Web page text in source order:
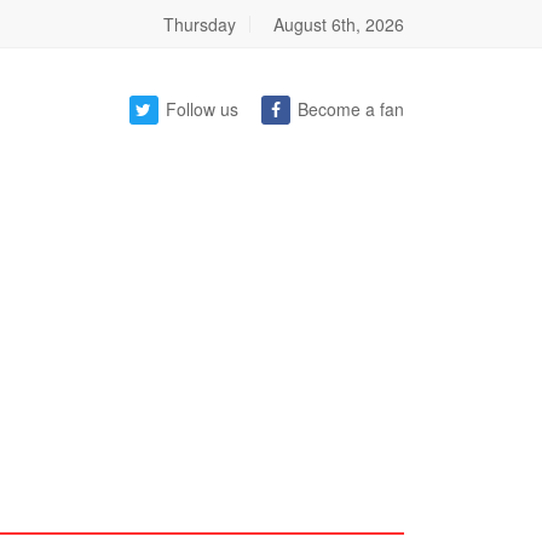
Thursday August 6th, 2026
Follow us Become a fan